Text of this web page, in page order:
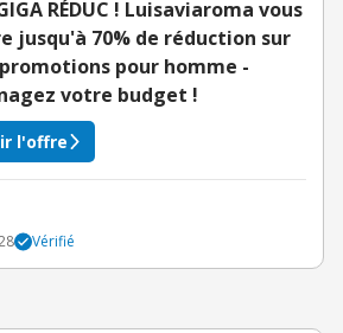
RÉDUC ! Luisaviaroma vous
jusqu'à 70% de réduction sur
pour homme -
votre budget !
l'offre
Vérifié